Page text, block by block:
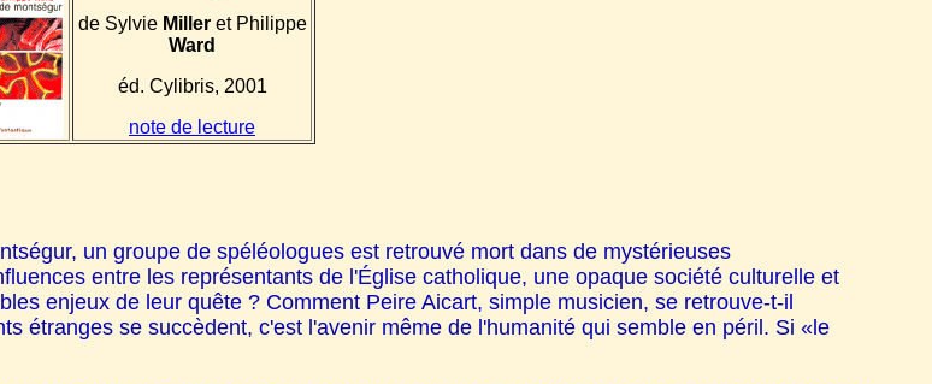
de Sylvie Miller et Philippe
Ward
éd. Cylibris, 2001
note de lecture
un groupe de spéléologues est retrouvé mort dans de mystérieuses
entre les représentants de l'Église catholique, une opaque société culturelle et
enjeux de leur quête ? Comment Peire Aicart, simple musicien, se retrouve-t-il
étranges se succèdent, c'est l'avenir même de l'humanité qui semble en péril. Si «le